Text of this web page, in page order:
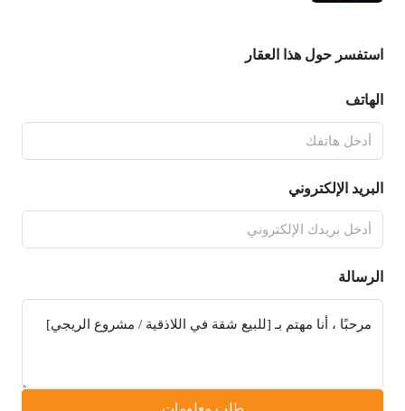
استفسر حول هذا العقار
الهاتف
البريد الإلكتروني
الرسالة